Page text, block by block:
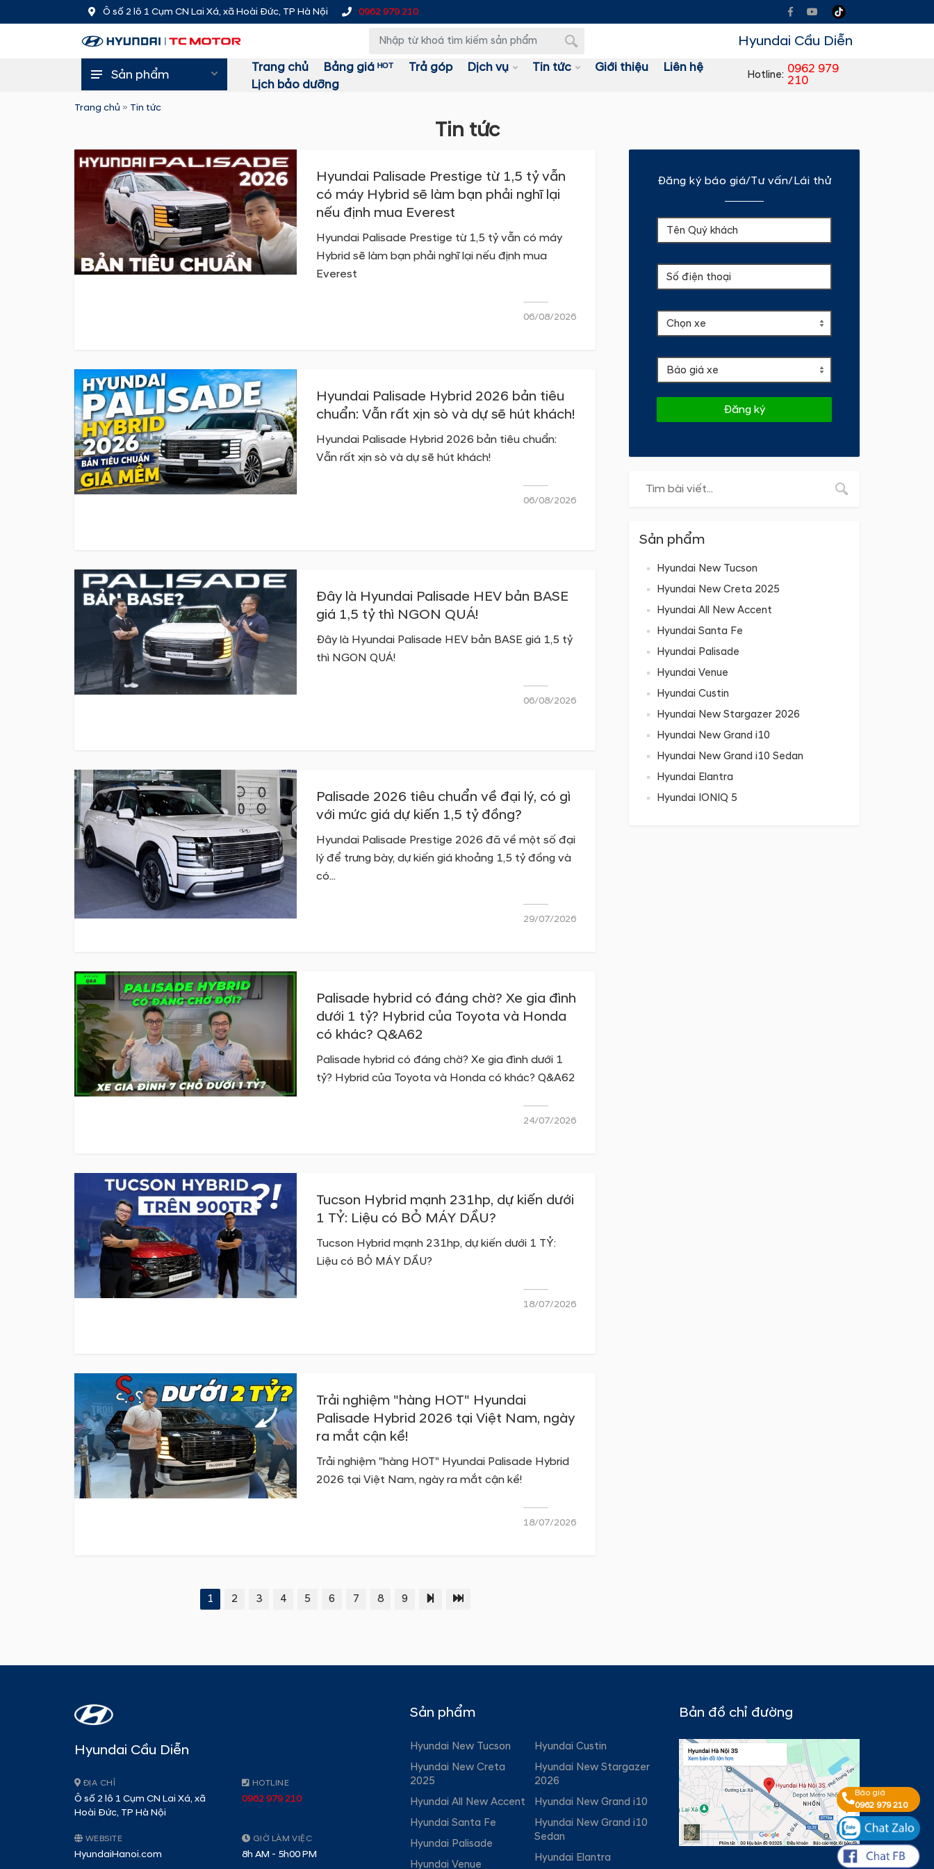
Ô số 2 lô 1 Cụm CN Lai Xá, xã Hoài Đức, TP Hà Nội 0962 979 210
Sản phẩm Trang chủ Bảng giá ᴴᴼᵀ Trả góp Dịch vụ Tin tức Giới thiệu
Liên hệ
Lịch bảo dưỡng
Hotline: 0962 979
210
Hyundai Cầu Diễn
Trang chủ » Tin tức
Tin tức
Hyundai Palisade Prestige từ 1,5 tỷ vẫn
có máy Hybrid sẽ làm bạn phải nghĩ lại
nếu định mua Everest
06/08/2026
Hyundai Palisade Prestige từ 1,5 tỷ vẫn có máy
Hybrid sẽ làm bạn phải nghĩ lại nếu định mua
Everest
Hyundai Palisade Hybrid 2026 bản tiêu
chuẩn: Vẫn rất xịn sò và dự sẽ hút khách!
06/08/2026
Hyundai Palisade Hybrid 2026 bản tiêu chuẩn:
Vẫn rất xịn sò và dự sẽ hút khách!
Đây là Hyundai Palisade HEV bản BASE
giá 1,5 tỷ thì NGON QUÁ!
06/08/2026
Đây là Hyundai Palisade HEV bản BASE giá 1,5 tỷ
thì NGON QUÁ!
Palisade 2026 tiêu chuẩn về đại lý, có gì
với mức giá dự kiến 1,5 tỷ đồng?
29/07/2026
Hyundai Palisade Prestige 2026 đã về một số đại
lý để trưng bày, dự kiến giá khoảng 1,5 tỷ đồng và
có...
Palisade hybrid có đáng chờ? Xe gia đình
dưới 1 tỷ? Hybrid của Toyota và Honda
có khác? Q&A62
24/07/2026
Palisade hybrid có đáng chờ? Xe gia đình dưới 1
tỷ? Hybrid của Toyota và Honda có khác? Q&A62
Tucson Hybrid mạnh 231hp, dự kiến dưới
1 TỶ: Liệu có BỎ MÁY DẦU?
18/07/2026
Tucson Hybrid mạnh 231hp, dự kiến dưới 1 TỶ:
Liệu có BỎ MÁY DẦU?
Trải nghiệm "hàng HOT" Hyundai
Palisade Hybrid 2026 tại Việt Nam, ngày
ra mắt cận kề!
18/07/2026
Trải nghiệm "hàng HOT" Hyundai Palisade Hybrid
2026 tại Việt Nam, ngày ra mắt cận kề!
1 2 3 4 5 6 7 8 9
Đăng ký báo giá/Tư vấn/Lái thử
Đăng ký
Sản phẩm
Hyundai New Tucson
Hyundai New Creta 2025
Hyundai All New Accent
Hyundai Santa Fe
Hyundai Palisade
Hyundai Venue
Hyundai Custin
Hyundai New Stargazer 2026
Hyundai New Grand i10
Hyundai New Grand i10 Sedan
Hyundai Elantra
Hyundai IONIQ 5
Hyundai Cầu Diễn
ĐỊA CHỈ
Ô số 2 lô 1 Cụm CN Lai Xá, xã
Hoài Đức, TP Hà Nội
HOTLINE
0962 979 210
WEBSITE
HyundaiHanoi.com
GIỜ LÀM VIỆC
8h AM - 5h00 PM
Sản phẩm
Hyundai New Tucson
Hyundai New Creta
2025
Hyundai All New Accent
Hyundai Santa Fe
Hyundai Palisade
Hyundai Venue
Hyundai Custin
Hyundai New Stargazer
2026
Hyundai New Grand i10
Hyundai New Grand i10
Sedan
Hyundai Elantra
Bản đồ chỉ đường
Báo giá
0962 979 210